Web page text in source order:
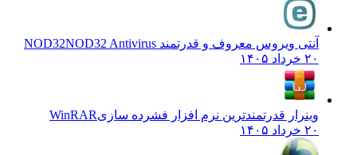
آنتی ویروس معروف و قدرتمند NOD32 NOD32 Antivirus
۲۰ خرداد ۱۴۰۵
وینرار قدرتمندترین نرم افزار فشرده سازیWinRAR
۲۰ خرداد ۱۴۰۵